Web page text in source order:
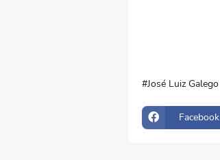
José Luiz Galego
Facebook